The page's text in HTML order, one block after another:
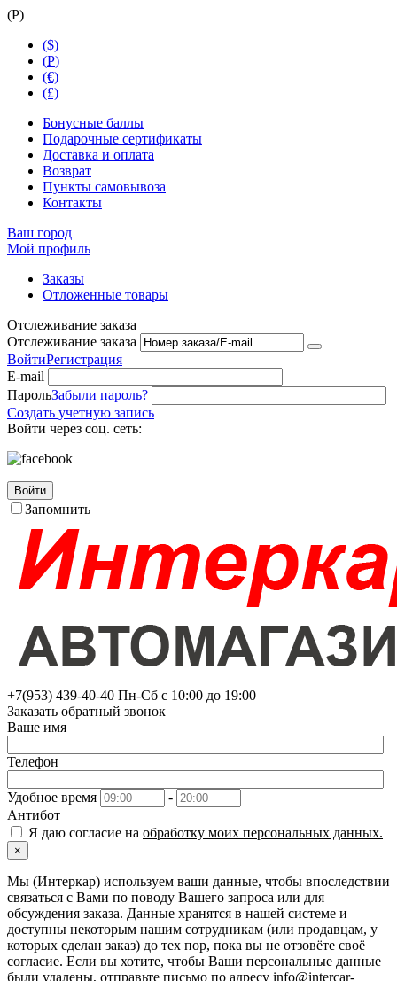
(Р)
($)
(Р)
(€)
(£)
Бонусные баллы
Подарочные сертификаты
Доставка и оплата
Возврат
Пункты самовывоза
Контакты
Ваш город
Мой профиль
Заказы
Отложенные товары
Отслеживание заказа
Отслеживание заказа
ВойтиРегистрация
E-mail
ПарольЗабыли пароль?
Создать учетную запись
Войти через соц. сеть:
Войти
Запомнить
+7(953) 439-40-40 Пн-Сб с 10:00 до 19:00
Заказать обратный звонок
Ваше имя
Телефон
Удобное время
-
Антибот
Я даю согласие на обработку моих персональных данных.
×
Мы (Интеркар) используем ваши данные, чтобы впоследствии
связаться с Вами по поводу Вашего запроса или для
обсуждения заказа. Данные хранятся в нашей системе и
доступны некоторым нашим сотрудникам (или продавцам, у
которых сделан заказ) до тех пор, пока вы не отзовёте своё
согласие. Если вы хотите, чтобы Ваши персональные данные
были удалены, отправьте письмо по адресу info@intercar-